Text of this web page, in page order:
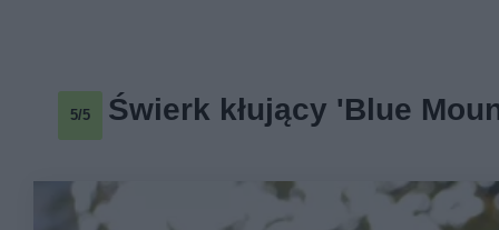
5/5 Świerk kłujący 'Blue